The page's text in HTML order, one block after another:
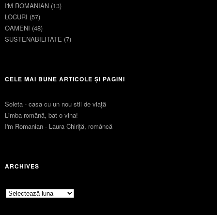
I'M ROMANIAN (13)
LOCURI (57)
OAMENI (48)
SUSTENABILITATE (7)
CELE MAI BUNE ARTICOLE ȘI PAGINI
Soleta - casa cu un nou stil de viaţă
Limba română, bat-o vina!
I'm Romanian - Laura Chiriță, româncă
ARCHIVES
Archives